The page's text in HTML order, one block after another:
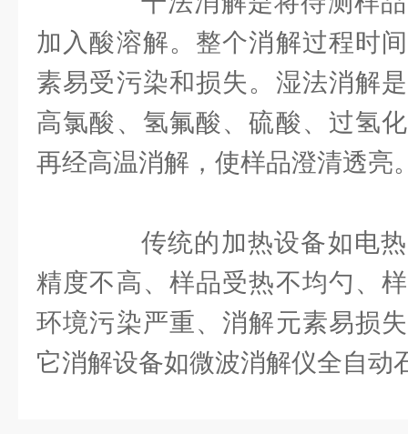
加入酸溶解。整个消解过程时
素易受污染和损失。湿法消解
高氯酸、氢氟酸、硫酸、过氢
再经高温消解，使样品澄清透亮
传统的加热设备如电热
精度不高、样品受热不均勺、
环境污染严重、消解元素易损
它消解设备如微波消解仪全自动